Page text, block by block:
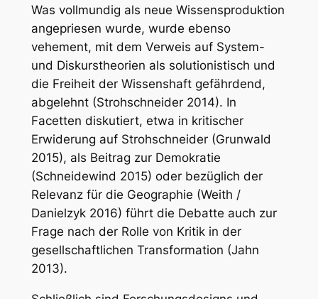
Was vollmundig als neue Wissensproduktion
angepriesen wurde, wurde ebenso
vehement, mit dem Verweis auf System-
und Diskurstheorien als solutionistisch und
die Freiheit der Wissenshaft gefährdend,
abgelehnt (Strohschneider 2014). In
Facetten diskutiert, etwa in kritischer
Erwiderung auf Strohschneider (Grunwald
2015), als Beitrag zur Demokratie
(Schneidewind 2015) oder bezüglich der
Relevanz für die Geographie (Weith /
Danielzyk 2016) führt die Debatte auch zur
Frage nach der Rolle von Kritik in der
gesellschaftlichen Transformation (Jahn
2013).